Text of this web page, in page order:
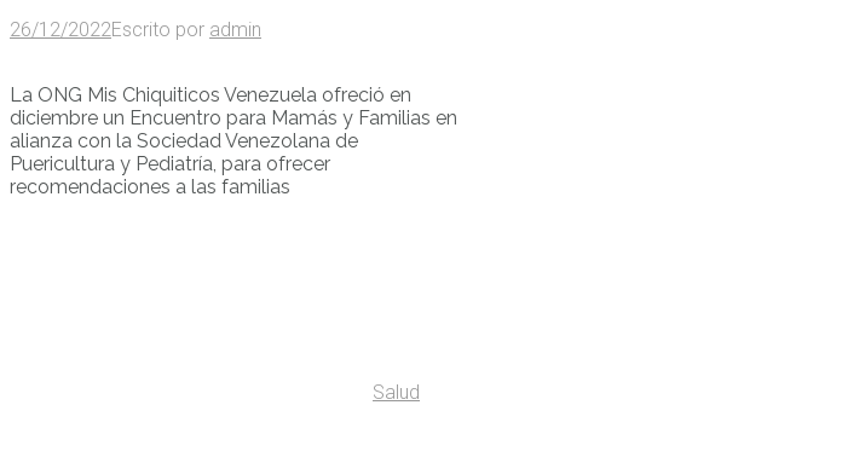
26/12/2022Escrito por admin
La ONG Mis Chiquiticos Venezuela ofreció en
diciembre un Encuentro para Mamás y Familias en
alianza con la Sociedad Venezolana de
Puericultura y Pediatría, para ofrecer
recomendaciones a las familias
Salud